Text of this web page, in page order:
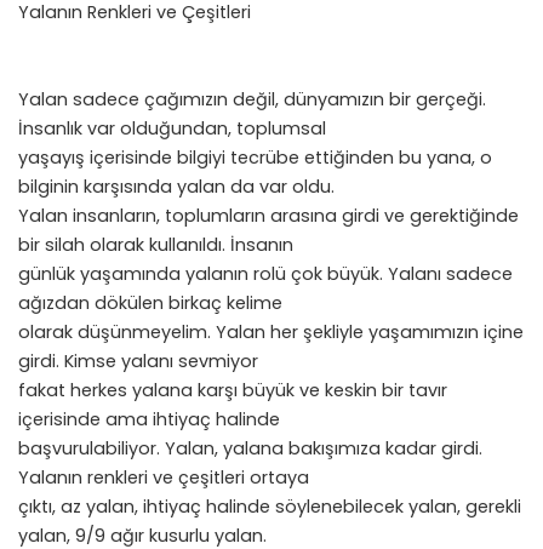
Yalanın Renkleri ve Çeşitleri
Yalan sadece çağımızın değil, dünyamızın bir gerçeği.
İnsanlık var olduğundan, toplumsal
yaşayış içerisinde bilgiyi tecrübe ettiğinden bu yana, o
bilginin karşısında yalan da var oldu.
Yalan insanların, toplumların arasına girdi ve gerektiğinde
bir silah olarak kullanıldı. İnsanın
günlük yaşamında yalanın rolü çok büyük. Yalanı sadece
ağızdan dökülen birkaç kelime
olarak düşünmeyelim. Yalan her şekliyle yaşamımızın içine
girdi. Kimse yalanı sevmiyor
fakat herkes yalana karşı büyük ve keskin bir tavır
içerisinde ama ihtiyaç halinde
başvurulabiliyor. Yalan, yalana bakışımıza kadar girdi.
Yalanın renkleri ve çeşitleri ortaya
çıktı, az yalan, ihtiyaç halinde söylenebilecek yalan, gerekli
yalan, 9/9 ağır kusurlu yalan.